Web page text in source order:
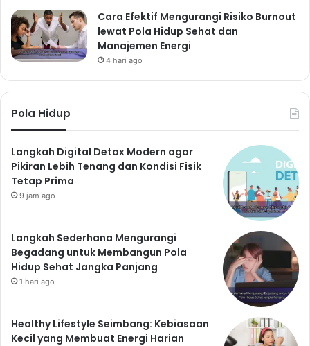
Cara Efektif Mengurangi Risiko Burnout
lewat Pola Hidup Sehat dan
Manajemen Energi
4 hari ago
Pola Hidup
Langkah Digital Detox Modern agar
Pikiran Lebih Tenang dan Kondisi Fisik
Tetap Prima
9 jam ago
Langkah Sederhana Mengurangi
Begadang untuk Membangun Pola
Hidup Sehat Jangka Panjang
1 hari ago
Healthy Lifestyle Seimbang: Kebiasaan
Kecil yang Membuat Energi Harian